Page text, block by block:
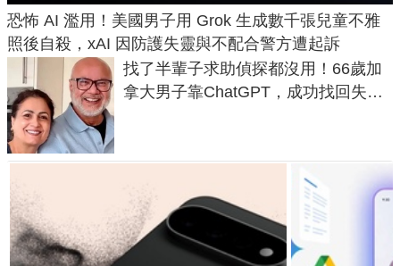
恐怖 AI 濫用！美國男子用 Grok 生成數千張兒童不雅
照後自殺，xAI 因防護失靈與不配合警方遭起訴
找了半輩子求助偵探都沒用！66歲加
拿大男子靠ChatGPT，成功找回失散